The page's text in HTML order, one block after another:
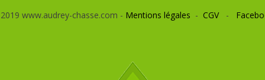
www.audrey-chasse.com - Mentions légales - CGV-